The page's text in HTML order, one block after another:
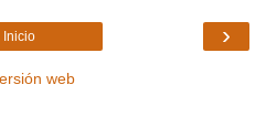
›
Inicio
web